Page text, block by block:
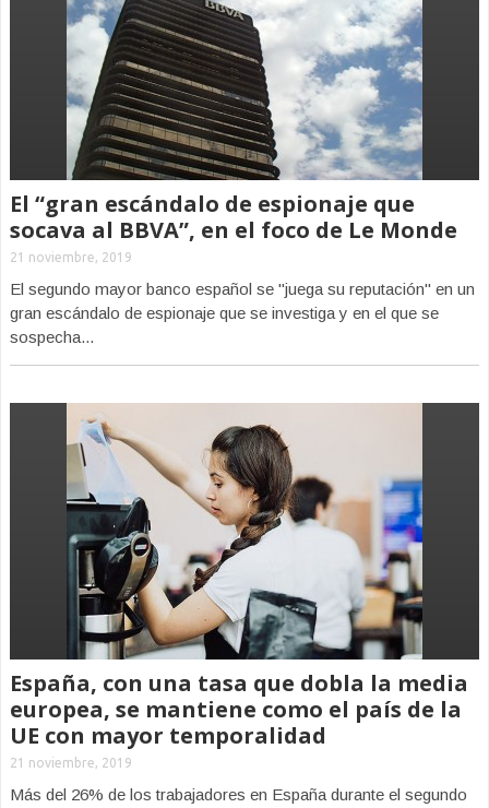
El “gran escándalo de espionaje que
socava al BBVA”, en el foco de Le Monde
21 noviembre, 2019
El segundo mayor banco español se "juega su reputación" en un
gran escándalo de espionaje que se investiga y en el que se
sospecha...
España, con una tasa que dobla la media
europea, se mantiene como el país de la
UE con mayor temporalidad
21 noviembre, 2019
Más del 26% de los trabajadores en España durante el segundo